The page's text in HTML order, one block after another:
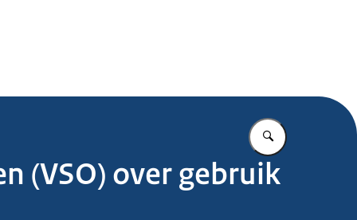
Vul in wat u
(VSO) over gebruik